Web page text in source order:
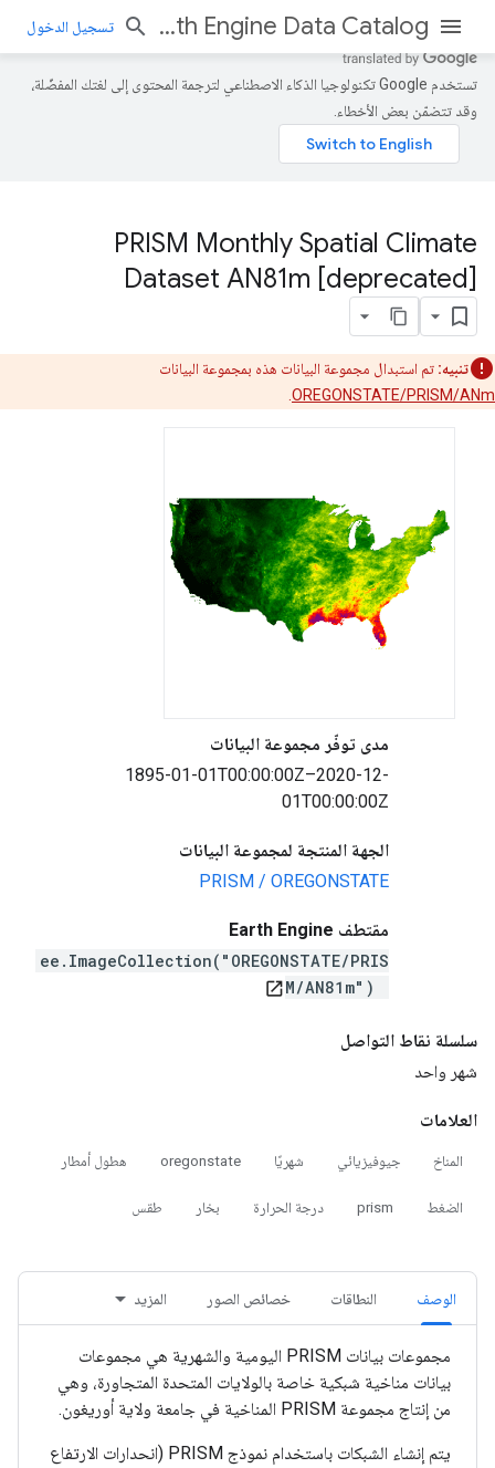
Earth Engine Data Catalog تسجيل الدخول
تستخدم Google تكنولوجيا الذكاء الاصطناعي لترجمة المحتوى إلى لغتك المفضّلة،
وقد تتضمّن بعض الأخطاء.
PRISM Monthly Spatial Climate
Dataset AN81m [deprecated]
تنبيه: تم استبدال مجموعة البيانات هذه بمجموعة البيانات
OREGONSTATE/PRISM/ANm
مدى توفّر مجموعة البيانات
1895-01-01T00:00:00Z–2020-12-
01T00:00:00Z
الجهة المنتجة لمجموعة البيانات
PRISM / OREGONSTATE
مقتطف Earth Engine
ee.ImageCollection("OREGONSTATE/PRIS
M/AN81m")
open_in_new
سلسلة نقاط التواصل
شهر واحد
العلامات
المناخ جيوفيزيائي شهريًا oregonstate هطول أمطار
الضغط prism درجة الحرارة بخار طقس
الوصف النطاقات خصائص الصور المزيد
مجموعات بيانات PRISM اليومية والشهرية هي مجموعات
بيانات مناخية شبكية خاصة بالولايات المتحدة المتجاورة، وهي
من إنتاج مجموعة PRISM المناخية في جامعة ولاية أوريغون.
يتم إنشاء الشبكات باستخدام نموذج PRISM (انحدارات الارتفاع